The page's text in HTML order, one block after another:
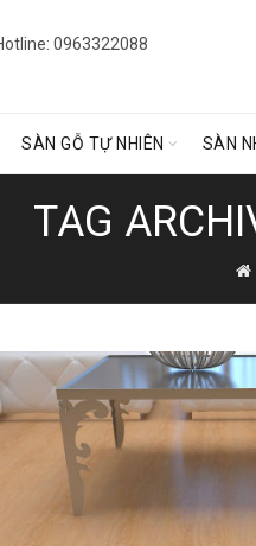
0963322088
SÀN GỖ TỰ NHIÊN SÀN
TAG